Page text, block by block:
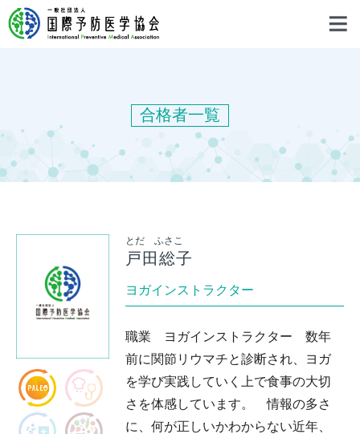
合格者一覧
とだ ふさこ
戸田総子
ヨガインストラクター
職業 ヨガインストラクター 数年
前に関節リウマチと診断され、ヨガ
を学び実践していく上で食事の大切
さを体感しています。 情報の多さ
に、何が正しいかわからない近年、